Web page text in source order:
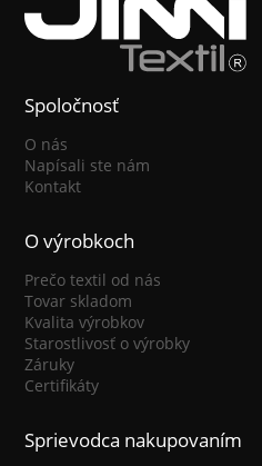
Spoločnosť
O nás
Napísali ste nám
Kontakt
O výrobkoch
Prečo textil od nás
Tovar skladom
Kvalita výrobkov
Starostlivosť o výrobky
Záruky
Certifikáty
Sprievodca nakupovaním